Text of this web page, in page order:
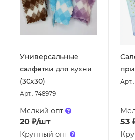
Универсальные
салфетки для кухни
(30х30)
Арт.: 748979
Мелкий опт
20 ₽/шт
Крупный опт
53